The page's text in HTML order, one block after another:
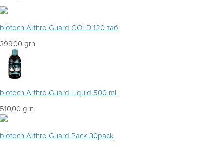
biotech Arthro Guard GOLD 120 таб.
399,00 grn
biotech Arthro Guard Liquid 500 ml
510,00 grn
biotech Arthro Guard Pack 30pack